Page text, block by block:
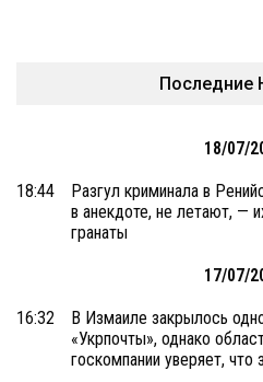
Последние
18/07/
18:44
Разгул криминала в
в анекдоте, не летают, —
гранаты
17/07/
16:32
В Измаиле закрылось
«Укрпочты», однако
госкомпании уверяет,